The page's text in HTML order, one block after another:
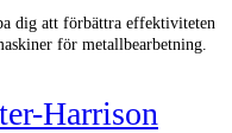
dig att förbättra effektiviteten
för metallbearbetning.
Harrison